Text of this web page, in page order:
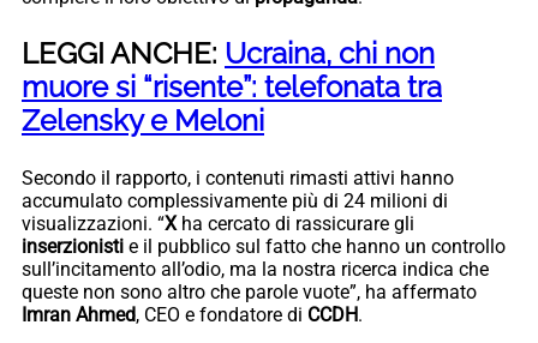
LEGGI ANCHE: Ucraina, chi non
muore si “risente”: telefonata tra
Zelensky e Meloni
Secondo il rapporto, i contenuti rimasti attivi hanno
accumulato complessivamente più di 24 milioni di
visualizzazioni. “X ha cercato di rassicurare gli
inserzionisti e il pubblico sul fatto che hanno un controllo
sull’incitamento all’odio, ma la nostra ricerca indica che
queste non sono altro che parole vuote”, ha affermato
Imran Ahmed, CEO e fondatore di CCDH.